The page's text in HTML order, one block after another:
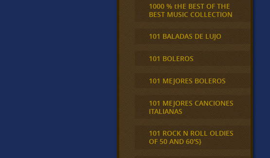
1000 % tHE BEST OF THE
BEST MUSIC COLLECTION
101 BALADAS DE LUJO
101 BOLEROS
101 MEJORES BOLEROS
101 MEJORES CANCIONES
ITALIANAS
101 ROCK N ROLL OLDIES
OF 50 AND 60'S}